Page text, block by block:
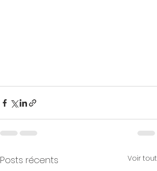
Posts récents Voir tout